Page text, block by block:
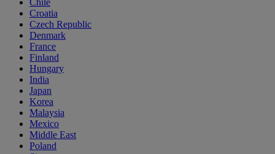
Chile
Croatia
Czech Republic
Denmark
France
Finland
Hungary
India
Japan
Korea
Malaysia
Mexico
Middle East
Poland